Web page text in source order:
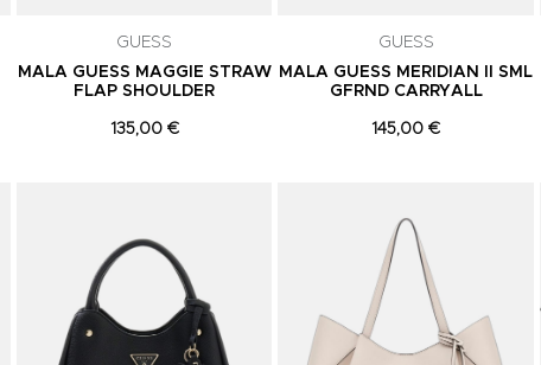
GUESS
MALA GUESS MAGGIE STRAW
FLAP SHOULDER
135,00 €
GUESS
MALA GUESS MERIDIAN II SML
GFRND CARRYALL
145,00 €